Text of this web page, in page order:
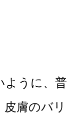
ように、普
膚のバリ